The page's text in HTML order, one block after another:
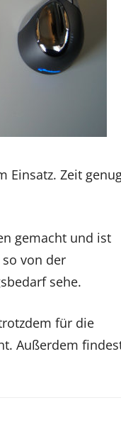
Einsatz. Zeit
gemacht und ist
von der
sehe.
für die
Außerdem